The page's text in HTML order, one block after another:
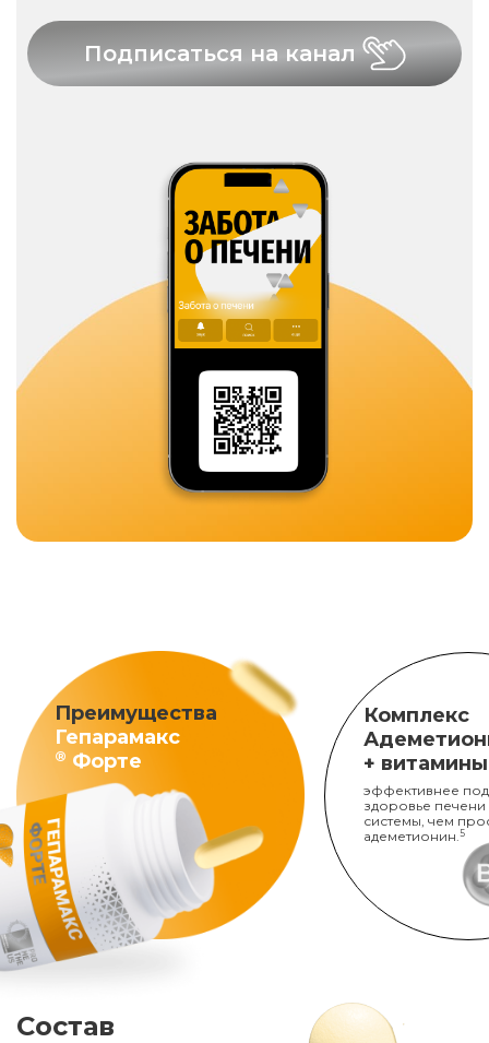
Подписаться на канал
Преимущества
Гепарамакс
® Форте
Комплекс
+
эффективнее
здоровье печени
системы, чем
адеметионин. 5
Состав